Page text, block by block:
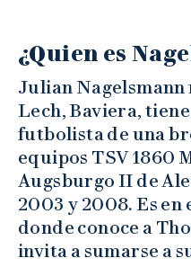
¿Quien es
Julian Nagelsmann
Lech, Baviera, tiene
futbolista de una
equipos TSV 1860
Augsburgo II de
2003 y 2008. Es
donde conoce a
invita a sumarse a